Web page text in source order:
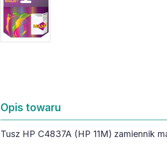
Opis towaru
Tusz HP C4837A (HP 11M) zamiennik